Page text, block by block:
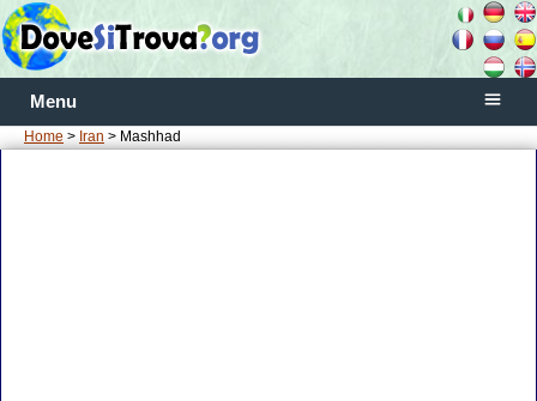
Menu
Home > Iran > Mashhad